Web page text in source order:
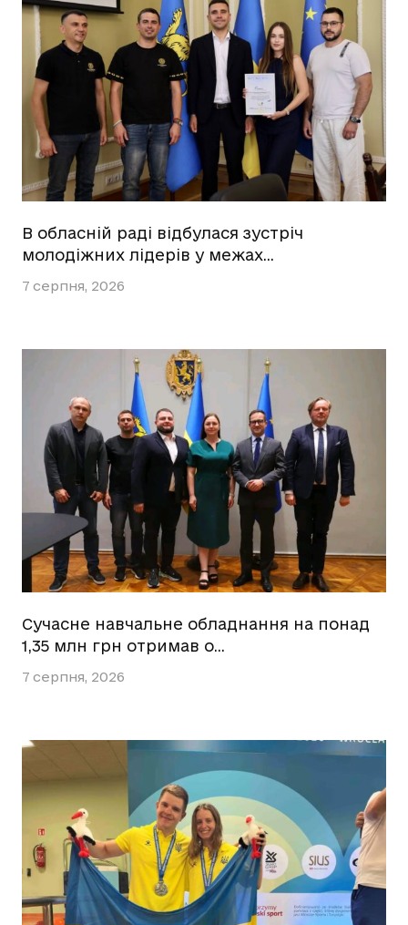
В обласній раді відбулася зустріч
молодіжних лідерів у межах…
7 серпня, 2026
Сучасне навчальне обладнання на понад
1,35 млн грн отримав о…
7 серпня, 2026